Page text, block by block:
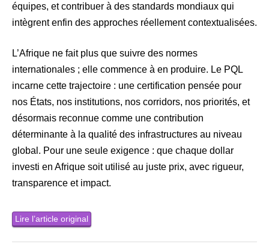
équipes, et contribuer à des standards mondiaux qui
intègrent enfin des approches réellement contextualisées.
L’Afrique ne fait plus que suivre des normes
internationales ; elle commence à en produire. Le PQL
incarne cette trajectoire : une certification pensée pour
nos États, nos institutions, nos corridors, nos priorités, et
désormais reconnue comme une contribution
déterminante à la qualité des infrastructures au niveau
global. Pour une seule exigence : que chaque dollar
investi en Afrique soit utilisé au juste prix, avec rigueur,
transparence et impact.
Lire l’article original